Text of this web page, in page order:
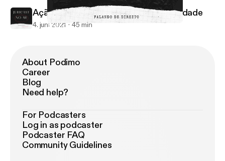
Ação Declaratória de Constitucionalidade - ADC
Ação Declaratória de Constitucionalidade
4. juni 2021 45 min
About Podimo
Career
Blog
Need help?
For Podcasters
Log in as podcaster
Podcaster FAQ
Community Guidelines